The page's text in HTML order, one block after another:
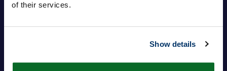
of their services.
Show details
Hasło
Nie pamiętasz hasła?
Zaloguj się